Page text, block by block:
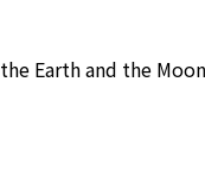
Earth and the